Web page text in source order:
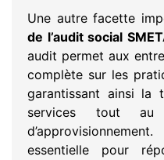
Une autre facette
de l’audit social
audit permet aux
complète sur les
garantissant ainsi la
services tout
essentielle pour